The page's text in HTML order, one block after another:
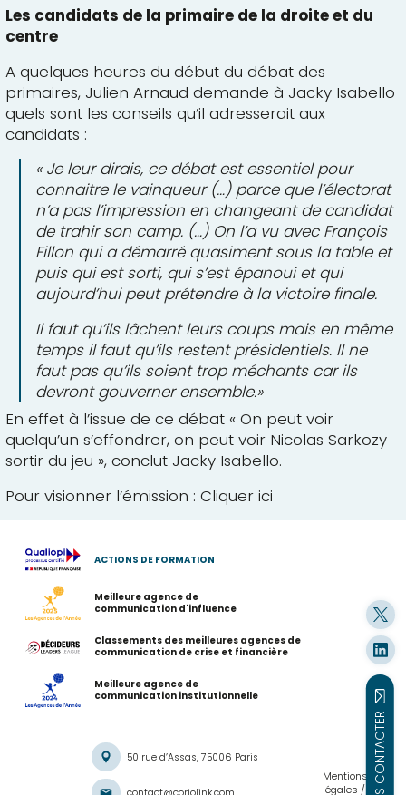
NOUS CONTACTER
Les candidats de la primaire de la droite et du
centre
A quelques heures du début du débat des
primaires, Julien Arnaud demande à Jacky Isabello
quels sont les conseils qu’il adresserait aux
candidats :
« Je leur dirais, ce débat est essentiel pour
connaitre le vainqueur (…) parce que l’électorat
n’a pas l’impression en changeant de candidat
de trahir son camp. (…) On l’a vu avec François
Fillon qui a démarré quasiment sous la table et
puis qui est sorti, qui s’est épanoui et qui
aujourd’hui peut prétendre à la victoire finale.
Il faut qu’ils lâchent leurs coups mais en même
temps il faut qu’ils restent présidentiels. Il ne
faut pas qu’ils soient trop méchants car ils
devront gouverner ensemble.»
En effet à l’issue de ce débat « On peut voir
quelqu’un s’effondrer, on peut voir Nicolas Sarkozy
sortir du jeu », conclut Jacky Isabello.
Pour visionner l’émission : Cliquer ici
ACTIONS DE FORMATION
Meilleure agence de
communication d'influence
Classements des meilleures agences de
communication de crise et financière
Meilleure agence de
communication institutionnelle
50 rue d’Assas, 75006 Paris
Mentions
légales